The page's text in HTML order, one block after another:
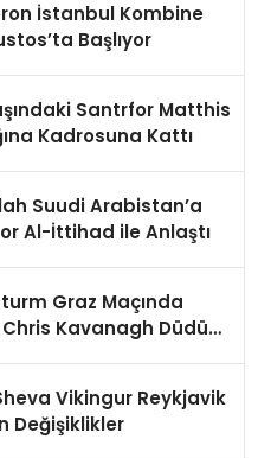
İstanbul Kombine
Başlıyor
Santrfor Matthis
Kadrosuna Kattı
Suudi Arabistan’a
Al-İttihad ile Anlaştı
Graz Maçında
Kavanagh Düdük
Vikingur Reykjavik
Değişiklikler